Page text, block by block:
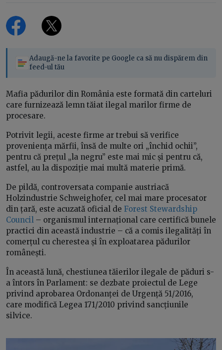
Adaugă-ne la favorite pe Google ca să nu dispărem din
feed-ul tău
Mafia pădurilor din România este formată din carteluri
care furnizează lemn tăiat ilegal marilor firme de
procesare.
Potrivit legii, aceste firme ar trebui să verifice
proveniența mărfii, însă de multe ori „închid ochii”,
pentru că prețul „la negru” este mai mic și pentru că,
astfel, au la dispoziție mai multă materie primă.
De pildă, controversata companie austriacă
Holzindustrie Schweighofer, cel mai mare procesator
din țară, este acuzată oficial de Forest Stewardship
Council – organismul internațional care certifică bunele
practici din această industrie – că a comis ilegalități în
comerțul cu cherestea și în exploatarea pădurilor
românești.
În această lună, chestiunea tăierilor ilegale de păduri s-
a întors în Parlament: se dezbate proiectul de Lege
privind aprobarea Ordonanței de Urgență 51/2016,
care modifică Legea 171/2010 privind sancțiunile
silvice.